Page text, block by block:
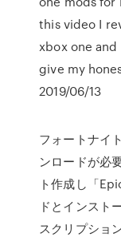
this video I
xbox one
give my
2019/06/13
フォートナイ
ンロードが必
ト作成し「
ドとインスト
スクリプショ